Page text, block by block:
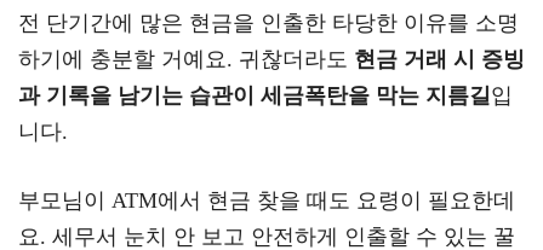
전 단기간에 많은 현금을 인출한 타당한 이유를 소명
하기에 충분할 거예요. 귀찮더라도 현금 거래 시 증빙
과 기록을 남기는 습관이 세금폭탄을 막는 지름길 입
니다.
부모님이 ATM에서 현금 찾을 때도 요령이 필요한데
요. 세무서 눈치 안 보고 안전하게 인출할 수 있는 꿀